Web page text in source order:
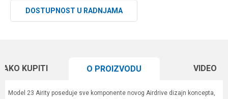
DOSTUPNOST U RADNJAMA
KUPITI O PROIZVODU VIDEO
Model 23 Airity poseduje sve komponente novog Airdrive dizajn koncepta,